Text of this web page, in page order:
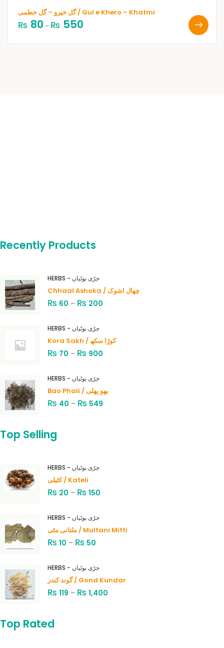
گل خیرو – گل خطمی / Gul e Khero – Khatmi
₨ 80 – ₨ 550
Recently Products
HERBS - جڑی بوٹیاں
Chhaal Ashoka / چھال اشوک
₨ 60 – ₨ 200
HERBS - جڑی بوٹیاں
Kora Sakh / کوڑا سکھ
₨ 70 – ₨ 900
HERBS - جڑی بوٹیاں
Bao Phali / بھو پھلی
₨ 40 – ₨ 549
Top Selling
HERBS - جڑی بوٹیاں
کٹیلی / Kateli
₨ 20 – ₨ 150
HERBS - جڑی بوٹیاں
ملتانی مٹی / Multani Mitti
₨ 10 – ₨ 50
HERBS - جڑی بوٹیاں
گوند کندر / Gond Kundar
₨ 119 – ₨ 1,400
Top Rated